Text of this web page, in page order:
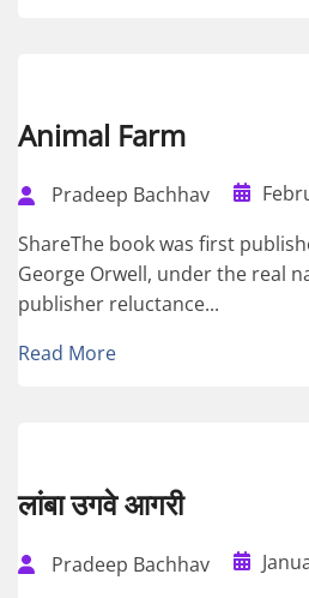
Animal Farm
Pradeep Bachhav
ShareThe book was first
George Orwell, under the real
publisher reluctance...
Read More
लांबा उगवे आगरी
Pradeep Bachhav